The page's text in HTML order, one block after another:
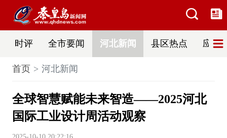
时评 全市要闻 河北新闻 县区热点 应急
首页 河北新闻
全球智慧赋能未来智造——2025河北
国际工业设计周活动观察